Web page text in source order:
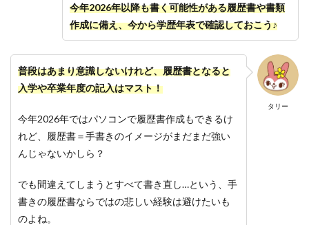
今年2026年以降も書く可能性がある履歴書や書類
作成に備え、今から学歴年表で確認しておこう♪
タリー
普段はあまり意識しないけれど、履歴書となると
入学や卒業年度の記入はマスト！
今年2026年ではパソコンで履歴書作成もできるけ
れど、履歴書＝手書きのイメージがまだまだ強い
んじゃないかしら？
でも間違えてしまうとすべて書き直し…という、手
書きの履歴書ならではの悲しい経験は避けたいも
のよね。